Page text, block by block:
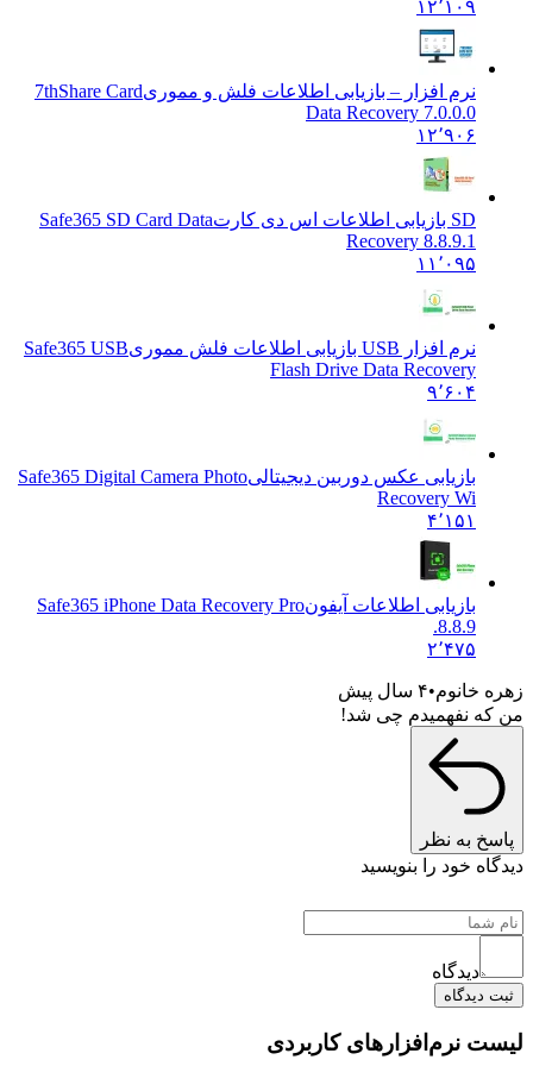
۱۲٬۱۰۹
نرم افزار – بازیابی اطلاعات فلش و مموری7thShare Card
Data Recovery 7.0.0.0
۱۲٬۹۰۶
Safe365 SD Card Data
Recovery 8.8.9.1
۱۱٬۰۹۵
نرم افزار USB بازیابی اطلاعات فلش مموری
Safe365 USB
Flash Drive Data Recovery
بازیابی عکس دوربین دیجیتالیSafe365 Digital Camera Photo
Recovery Wi
بازیابی اطلاعات آیفونSafe365 iPhone Data Recovery Pro
۴ سال پیش
نفهمیدم چی شد!
به نظر
خود را بنویسید
نرم‌افزارهای کاربردی